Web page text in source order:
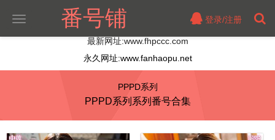
番号铺
切
登录/注册
最新网址:www.fhpccc.com
永久网址:www.fanhaopu.net
PPPD系列
PPPD系列系列番号合集